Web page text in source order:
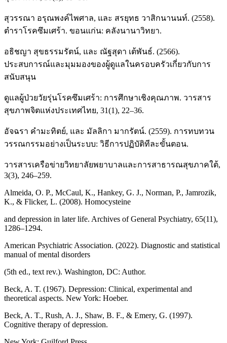
สุวรรณา อรุณพงค์ไพศาล, และ สรยุทธ วาสิกนานนท์. (2558).
ตำราโรคซึมเศร้า. ขอนแก่น: คลังนานาวิทยา.
อธิชญา สุขธรรมรัตน์, และ ณัฐสุดา เต้พันธ์. (2566).
ประสบการณ์และมุมมองของผู้ดูแลในครอบครัวเกี่ยวกับการ
สนับสนุน
ดูแลผู้ป่วยวัยรุ่นโรคซึมเศร้า: การศึกษาเชิงคุณภาพ. วารสาร
สุขภาพจิตแห่งประเทศไทย, 31(1), 22–36.
อัจฉรา คำมะทิตย์, และ มัลลิกา มากรัตน์. (2559). การทบทวน
วรรณกรรมอย่างเป็นระบบ: วิธีการปฏิบัติทีละขั้นตอน.
วารสารเครือข่ายวิทยาลัยพยาบาลและการสาธารณสุขภาคใต้,
3(3), 246–259.
Almeida, O. P., McCaul, K., Hankey, G. J., Norman, P., Jamrozik,
K., & Flicker, L. (2008). Homocysteine
and depression in later life. Archives of General Psychiatry, 65(11),
1286–1294.
American Psychiatric Association. (2022). Diagnostic and statistical
manual of mental disorders
(5th ed., text rev.). Washington, DC: Author.
Beck, A. T. (1967). Depression: Clinical, experimental and
theoretical aspects. New York: Hoeber.
Beck, A. T., Rush, A. J., Shaw, B. F., & Emery, G. (1997).
Cognitive therapy of depression.